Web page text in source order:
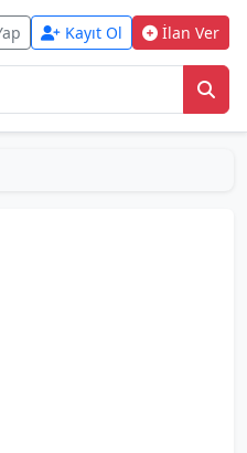
Kayıt Ol İlan Ver